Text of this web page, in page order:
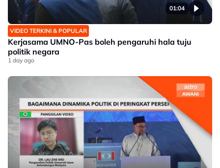
01:04
VIDEO TERKINI & POPULAR
Kerjasama UMNO-Pas boleh pengaruhi hala tuju
politik negara
1 day ago